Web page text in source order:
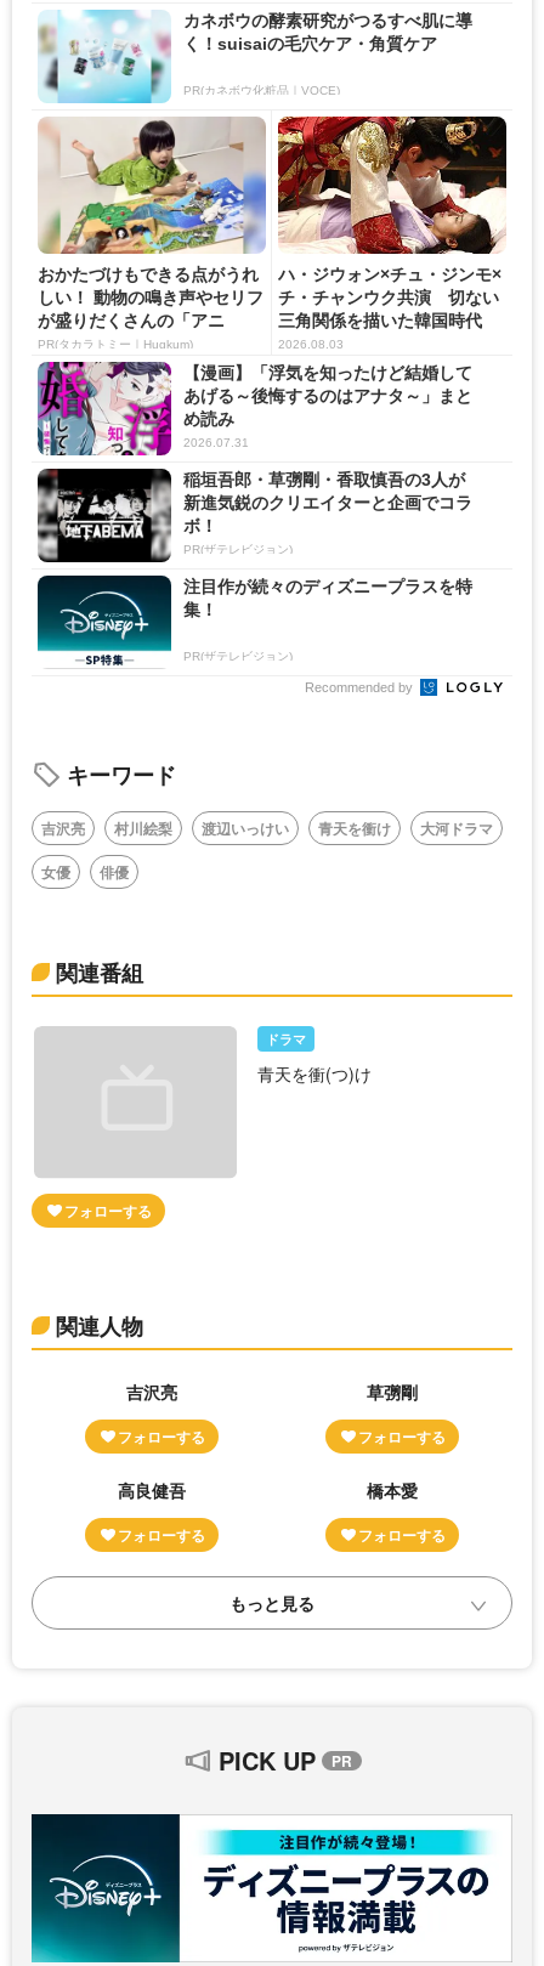
カネボウの酵素研究がつるすべ肌に導
く！suisaiの毛穴ケア・角質ケア
PR(カネボウ化粧品｜VOCE)
おかたづけもできる点がうれ
しい！ 動物の鳴き声やセリフ
が盛りだくさんの「アニ
ア ...
PR(タカラトミー｜Hugkum)
ハ・ジウォン×チュ・ジンモ×
チ・チャンウク共演 切ない
三角関係を描いた韓国時代
劇...
2026.08.03
【漫画】「浮気を知ったけど結婚して
あげる～後悔するのはアナタ～」まと
め読み
2026.07.31
稲垣吾郎・草彅剛・香取慎吾の3人が
新進気鋭のクリエイターと企画でコラ
ボ！
PR(ザテレビジョン)
注目作が続々のディズニープラスを特
集！
PR(ザテレビジョン)
Recommended by
キーワード
吉沢亮 村川絵梨 渡辺いっけい 青天を衝け
大河ドラマ
女優
俳優
関連番組
ドラマ
青天を衝(つ)け
関連人物
吉沢亮 草彅剛
高良健吾 橋本愛
PICK UP